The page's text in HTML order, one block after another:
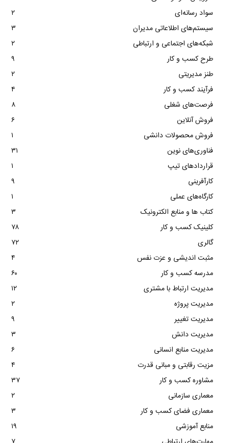
سواد رسانه‌ای
۲
سیستم‌های اطلاعاتی مدیران
۳
شبکه‌های اجتماعی و ارتباطی
۲
طرح کسب و کار
۹
طنز مدیریتی
۲
فرآیند کسب و کار
۴
فرصت‌های شغلی
۸
فروش آنلاین
۶
فروش محصولات دانشی
۱
فناوری‌های نوین
۳۱
قراردادهای تیپ
۱
کارآفرینی
۹
کارگاه‌های عملی
۱
کتاب ها و منابع الکترونیک
۳
کلینیک کسب و کار
۷۸
گالری
۷۲
مثبت اندیشی و عزت نفس
۴
مدرسه کسب و کار
۶۰
مدیریت ارتباط با مشتری
۱۲
مدیریت پروژه
۲
مدیریت تغییر
۹
مدیریت دانش
۳
مدیریت منابع انسانی
۶
مزیت رقابتی و مبانی قدرت
۴
مشاوره کسب و کار
۳۷
معماری سازمانی
۲
معماری فضای کسب و کار
۳
منابع آموزشی
۱۹